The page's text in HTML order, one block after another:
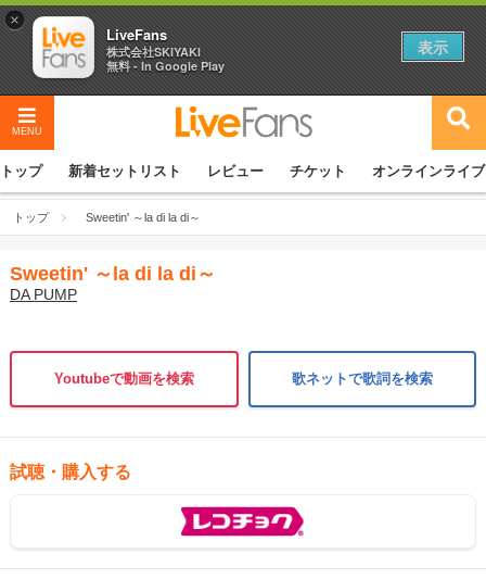
MENU
トップ 新着セットリスト レビュー チケット オンラインライブ
トップ Sweetin' ～la di la di～
Sweetin' ～la di la di～
DA PUMP
Youtubeで動画を検索 歌ネットで歌詞を検索
試聴・購入する
×
LiveFans
株式会社SKIYAKI
無料 - In Google Play
表示